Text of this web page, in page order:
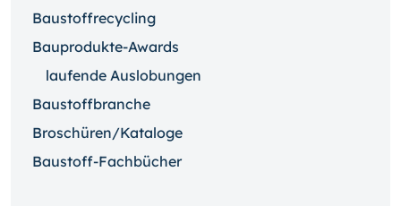
Baustoffrecycling
Bauprodukte-Awards
laufende Auslobungen
Baustoffbranche
Broschüren/Kataloge
Baustoff-Fachbücher